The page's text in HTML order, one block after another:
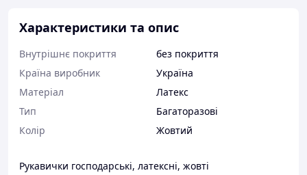
Характеристики та опис
Внутрішнє покриття
без покриття
Країна виробник
Україна
Матеріал
Латекс
Тип
Багаторазові
Колір
Жовтий
Рукавички господарські, латексні, жовті